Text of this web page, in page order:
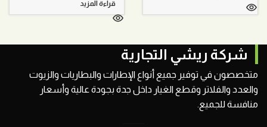
قراءة المزيد
شركة ريشي التجارية
متخصصون في توفير جميع أنواع الإطارات والبطاريات والزيوت
والعدد والفلاتر وقطع الغيار داخل جدة بجودة عالية وأسعار
منافسة للجميع.